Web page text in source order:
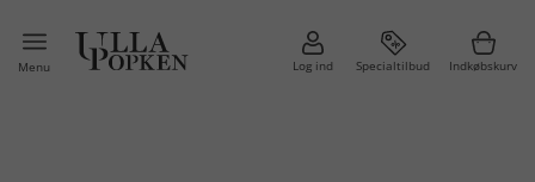
Menu Log ind Specialtilbud Indkøbskurv